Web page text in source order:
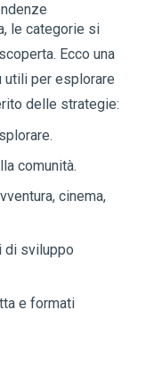
le categorie si
Ecco una
utili per esplorare
delle strategie:
comunità.
cinema,
di sviluppo
e formati